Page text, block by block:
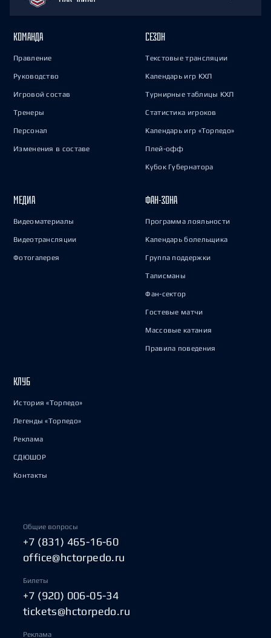
КОМАНДА
Правление
Руководство
Игровой состав
Тренеры
Персонал
Изменения в составе
СЕЗОН
Текстовые трансляции
Календарь игр КХЛ
Турнирные таблицы КХЛ
Статистика игроков
Календарь игр «Торпедо»
Плей-офф
Кубок Губернатора
МЕДИА
Видеоматериалы
Видеотрансляции
Фотогалерея
ФАН-ЗОНА
Программа лояльности
Календарь болельщика
Группа поддержки
Талисманы
Фан-сектор
Гостевые матчи
Массовые катания
Правила поведения
КЛУБ
История «Торпедо»
Легенды «Торпедо»
Реклама
СДЮШОР
Контакты
Общие вопросы
+7 (831) 465-16-60
office@hctorpedo.ru
Билеты
+7 (920) 006-05-34
tickets@hctorpedo.ru
Реклама